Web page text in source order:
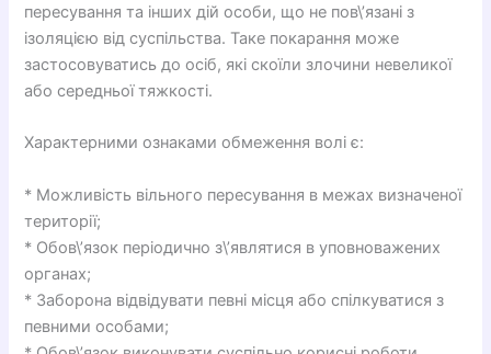
пересування та інших дій особи, що не пов\’язані з
ізоляцією від суспільства. Таке покарання може
застосовуватись до осіб, які скоїли злочини невеликої
або середньої тяжкості.
Характерними ознаками обмеження волі є:
* Можливість вільного пересування в межах визначеної
території;
* Обов\’язок періодично з\’являтися в уповноважених
органах;
* Заборона відвідувати певні місця або спілкуватися з
певними особами;